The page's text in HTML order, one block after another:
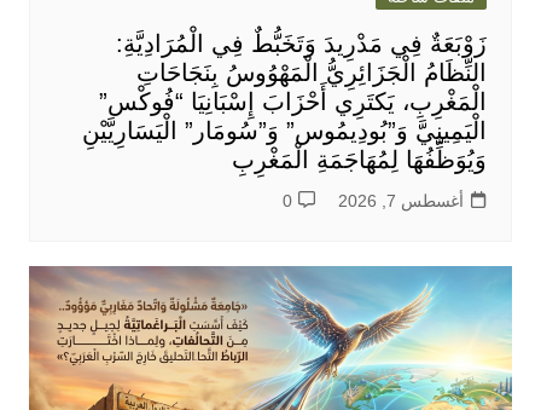
زَوْبَعَةٌ فِي مَدْرِيدَ وَتَخَبُّطٌ فِي الْمُرَادِيَّةِ:
النِّظَامُ الْجَزَائِرِيُّ الْمَهْوُوسُ بِنَجَاحَاتِ
الْمَغْرِبِ، يَكتَرِي أَحْزَابَ إِسْبَانِيَا “فُوكْس”
الْيَمِينِيَّ وَ”بُودِيمُوس” وَ”سُومَار” الْيَسَارِيَّيْنِ
وَيُوَظِّفُهَا لِمُهَاجَمَةِ الْمَغْرِبِ
أغسطس 7, 2026 0